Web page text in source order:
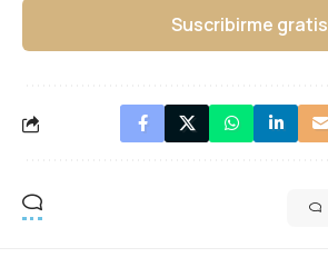
Suscribirme gratis